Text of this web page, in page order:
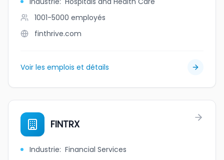
1001-5000 employés
finthrive.com
Voir les emplois et détails
FINTRX
Industrie: Financial Services